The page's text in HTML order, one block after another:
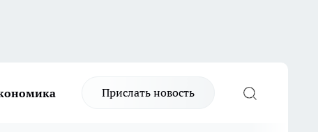
Прислать новость